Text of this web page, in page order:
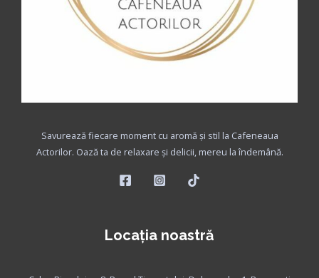
Savurează fiecare moment cu aromă și stil la Cafeneaua
Actorilor. Oază ta de relaxare și delicii, mereu la îndemână.
Locaţia noastră